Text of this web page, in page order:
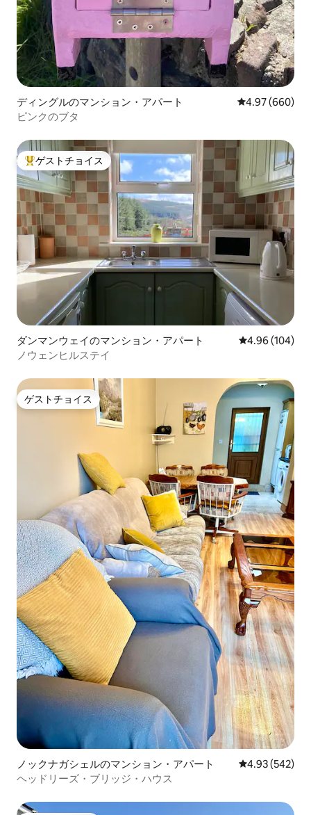
ディングルのマンション・アパート レビュー660
4.97 (660)
ピンクのブタ
大好評のゲストチョイスです。
ゲストチョイス
ダンマンウェイのマンション・アパート レビュー104
4.96 (104)
ノウェンヒルステイ
ゲストチョイス
ゲストチョイス
ノックナガシェルのマンション・アパート レビュー542
4.93 (542)
ヘッドリーズ・ブリッジ・ハウス